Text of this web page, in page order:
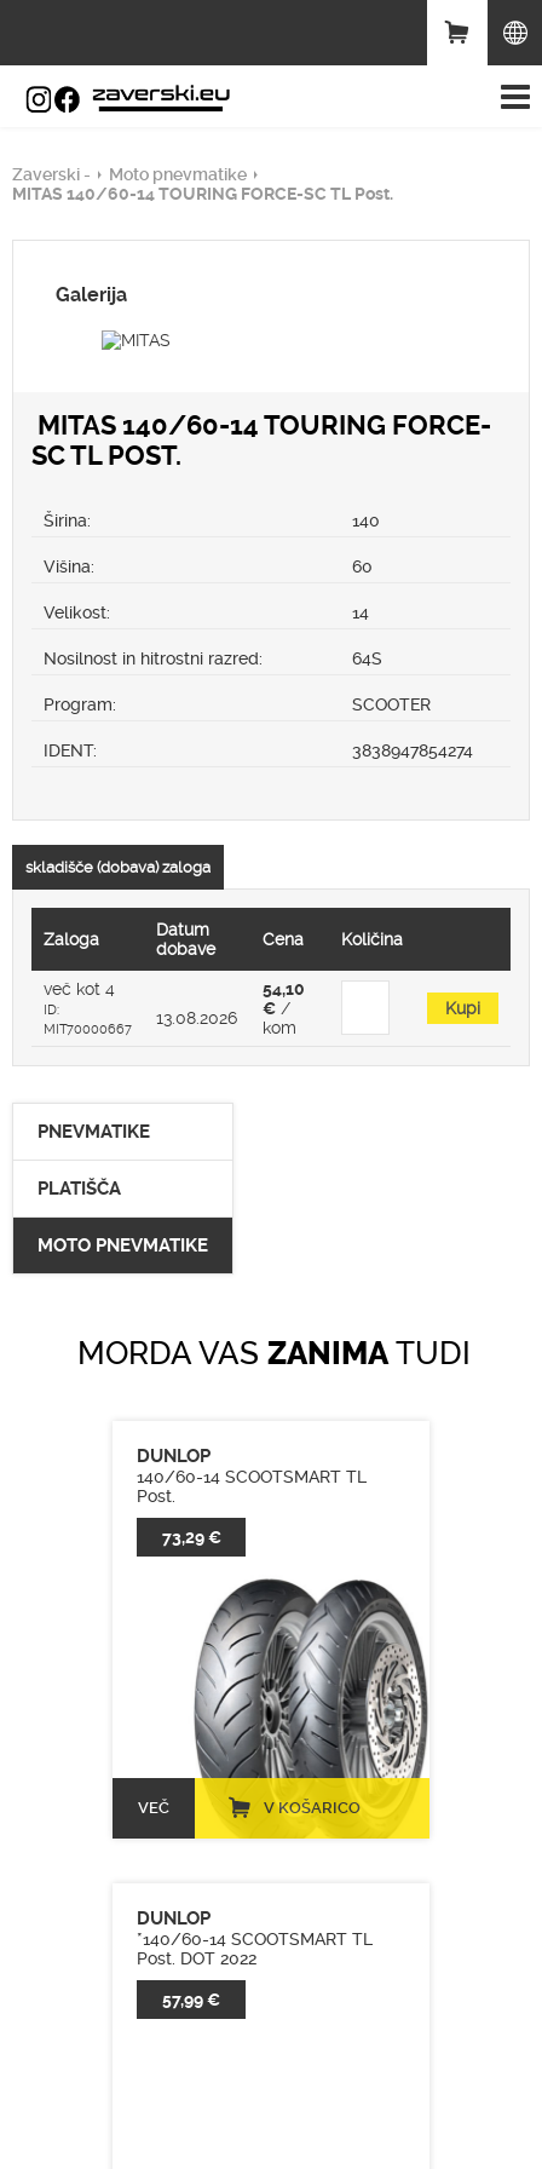
Zaverski -
Moto pnevmatike
MITAS 140/60-14 TOURING FORCE-SC TL Post.
Galerija
MITAS 140/60-14 TOURING FORCE-
SC TL POST.
Širina: 140
Višina: 60
Velikost: 14
Nosilnost in hitrostni razred: 64S
Program: SCOOTER
IDENT: 3838947854274
skladišče (dobava) zaloga
Zaloga
Datum
dobave
Cena Količina
več kot 4
ID:
MIT70000667
13.08.2026
54,10
€ /
kom
Kupi
PNEVMATIKE
PLATIŠČA
MOTO PNEVMATIKE
MORDA VAS ZANIMATUDI
DUNLOP
140/60-14 SCOOTSMART TL
Post.
73,29 €
VEČ V KOŠARICO
DUNLOP
*140/60-14 SCOOTSMART TL
Post. DOT 2022
57,99 €